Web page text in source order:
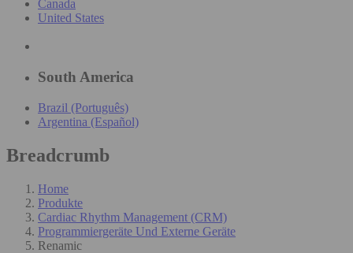
Canada
United States
South America
Brazil (Português)
Argentina (Español)
Breadcrumb
Home
Produkte
Cardiac Rhythm Management (CRM)
Programmiergeräte Und Externe Geräte
Renamic